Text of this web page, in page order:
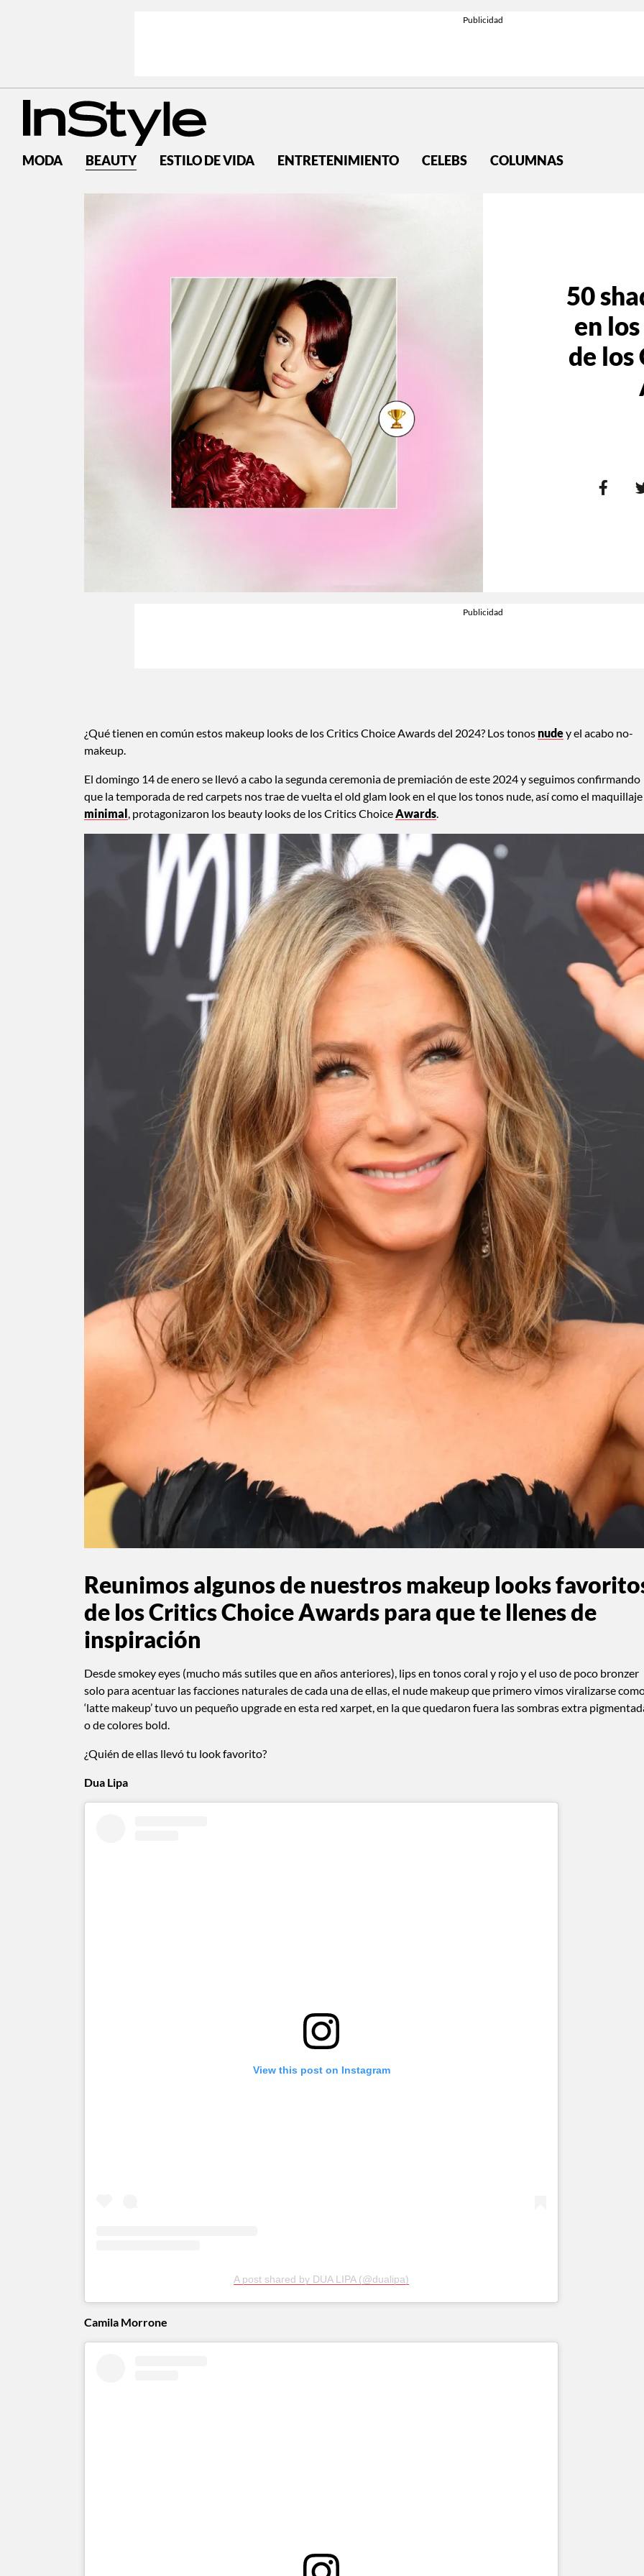
MODA BEAUTY ESTILO DE VIDA ENTRETENIMIENTO CELEBS COLUMNAS
50
en
de los
¿Qué tienen en común estos makeup looks de los Critics Choice Awards del 2024? Los tonos nudey el acabo no-
makeup.
El domingo 14 de enero se llevó a cabo la segunda ceremonia de premiación de este 2024 y seguimos confirmando
que la temporada de red carpets nos trae de vuelta el old glam look en el que los tonos nude, así como el maquillaje
minimal , protagonizaron los beauty looks de los Critics Choice Awards
Reunimos algunos de nuestros makeup looks
de los Critics Choice Awards para que te llenes de
inspiración
Desde smokey eyes (mucho más sutiles que en años anteriores), lips en tonos coral y rojo y el uso de poco bronzer
solo para acentuar las facciones naturales de cada una de ellas, el nude makeup que primero vimos viralizarse
‘latte makeup’ tuvo un pequeño upgrade en esta red xarpet, en la que quedaron fuera las sombras extra
o de colores bold.
¿Quién de ellas llevó tu look favorito?
Dua Lipa
View this post on Instagram
A post shared by DUA LIPA (@dualipa)
Camila Morrone